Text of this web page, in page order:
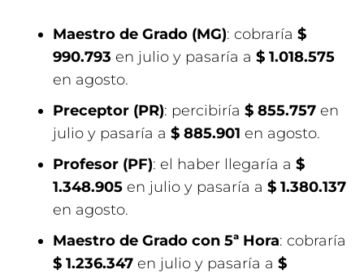
Maestro de Grado (MG): cobraría $
990.793 en julio y pasaría a $ 1.018.575
en agosto.
Preceptor (PR): percibiría $ 855.757 en
julio y pasaría a $ 885.901 en agosto.
Profesor (PF): el haber llegaría a $
1.348.905 en julio y pasaría a $ 1.380.137
en agosto.
Maestro de Grado con 5ª Hora: cobraría
$ 1.236.347 en julio y pasaría a $